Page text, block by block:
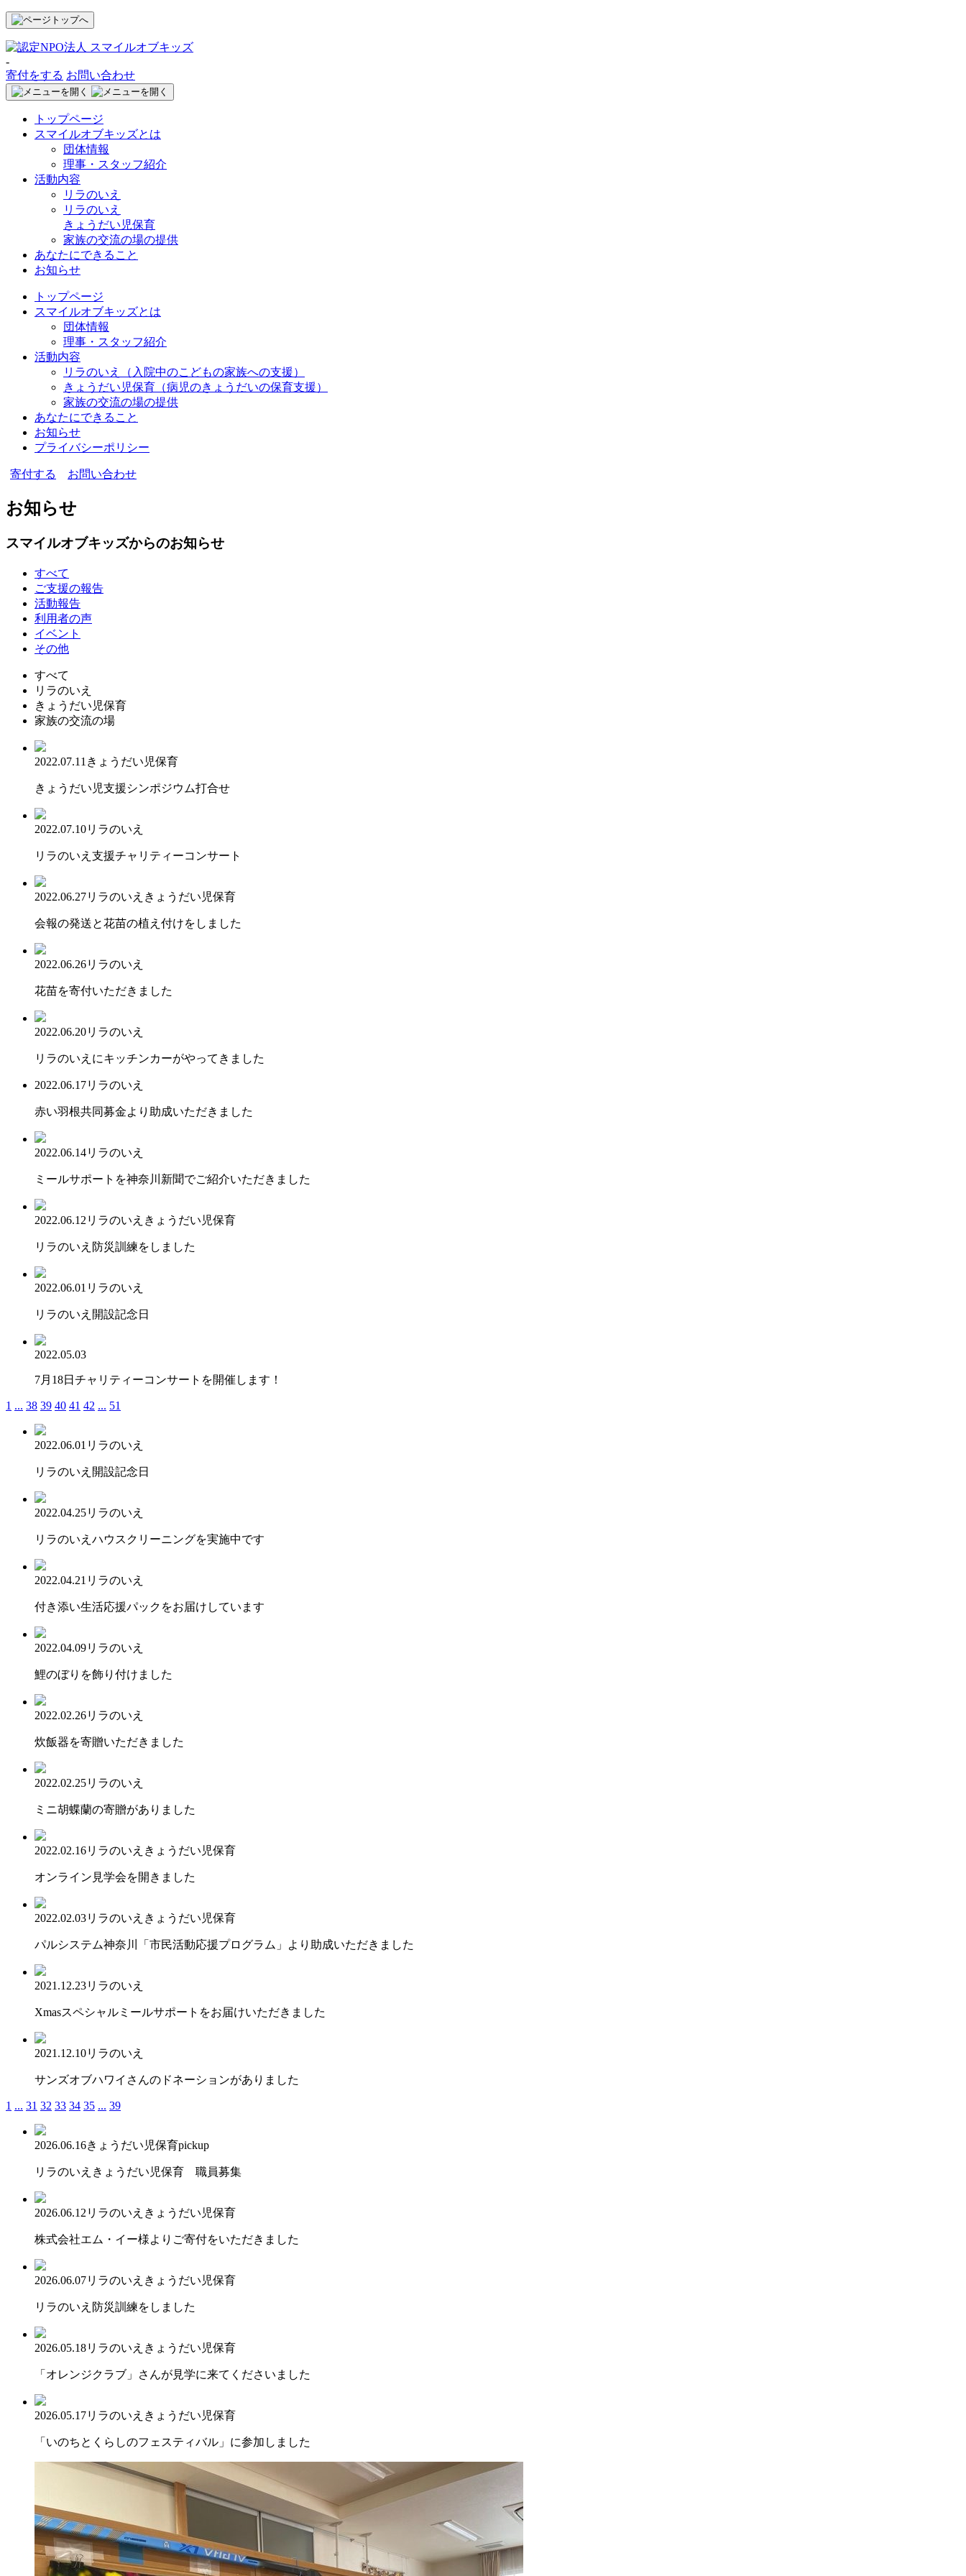
-
寄付をする お問い合わせ
トップページ
スマイルオブキッズとは
団体情報
理事・スタッフ紹介
活動内容
リラのいえ
リラのいえ
きょうだい児保育
家族の交流の場の提供
あなたにできること
お知らせ
トップページ
スマイルオブキッズとは
団体情報
理事・スタッフ紹介
活動内容
リラのいえ
（入院中のこどもの家族への支援）
きょうだい児保育 （病児のきょうだいの保育支援）
家族の交流の場の提供
あなたにできること
お知らせ
プライバシーポリシー
寄付する お問い合わせ
お知らせ
スマイルオブキッズからのお知らせ
すべて
ご支援の報告
活動報告
利用者の声
イベント
その他
すべて
リラのいえ
きょうだい児保育
家族の交流の場
2022.07.11 きょうだい児保育
きょうだい児支援シンポジウム打合せ
2022.07.10リラのいえ
リラのいえ支援チャリティーコンサート
2022.06.27リラのいえ きょうだい児保育
会報の発送と花苗の植え付けをしました
2022.06.26リラのいえ
花苗を寄付いただきました
2022.06.20リラのいえ
リラのいえにキッチンカーがやってきました
2022.06.17リラのいえ
赤い羽根共同募金より助成いただきました
2022.06.14リラのいえ
ミールサポートを神奈川新聞でご紹介いただきました
2022.06.12 リラのいえ きょうだい児保育
リラのいえ防災訓練をしました
2022.06.01 リラのいえ
リラのいえ開設記念日
2022.05.03
7月18日チャリティーコンサートを開催します！
1 ... 38 39 40 41 42 ... 51
2022.06.01 リラのいえ
リラのいえ開設記念日
2022.04.25リラのいえ
リラのいえハウスクリーニングを実施中です
2022.04.21 リラのいえ
付き添い生活応援パックをお届けしています
2022.04.09リラのいえ
鯉のぼりを飾り付けました
2022.02.26リラのいえ
炊飯器を寄贈いただきました
2022.02.25リラのいえ
ミニ胡蝶蘭の寄贈がありました
2022.02.16リラのいえ きょうだい児保育
オンライン見学会を開きました
2022.02.03リラのいえ きょうだい児保育
パルシステム神奈川「市民活動応援プログラム」より助成いただきました
2021.12.23リラのいえ
Xmasスペシャルミールサポートをお届けいただきました
2021.12.10リラのいえ
サンズオブハワイさんのドネーションがありました
1 ... 31 32 33 34 35 ... 39
2026.06.16きょうだい児保育pickup
リラのいえきょうだい児保育 職員募集
2026.06.12 リラのいえ きょうだい児保育
株式会社エム・イー様よりご寄付をいただきました
2026.06.07リラのいえ きょうだい児保育
リラのいえ防災訓練をしました
2026.05.18リラのいえ きょうだい児保育
「オレンジクラブ」さんが見学に来てくださいました
2026.05.17リラのいえ きょうだい児保育
「いのちとくらしのフェスティバル」に参加しました